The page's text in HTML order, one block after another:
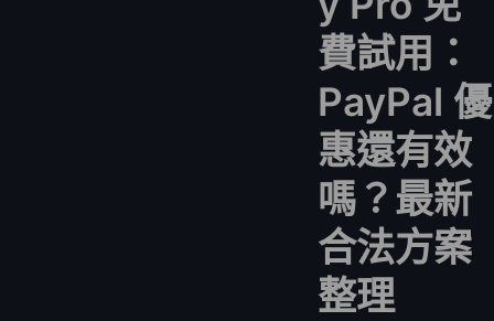
費試用：
PayPal 優
惠還有效
嗎？最新
合法方案
整理